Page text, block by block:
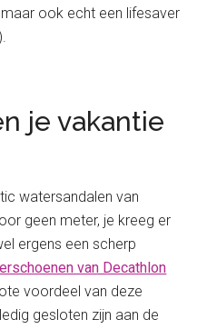
ook echt een lifesaver
je vakantie
watersandalen van
geen meter, je kreeg er
ergens een scherp
van Decathlon
voordeel van deze
gesloten zijn aan de